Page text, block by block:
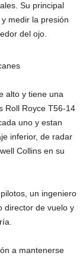
Su principal
medir la presión
del ojo.
alto y tiene una
Roll Royce T56-14
uno y estan
inferior, de radar
Collins en su
un ingeniero
director de vuelo y
a mantenerse